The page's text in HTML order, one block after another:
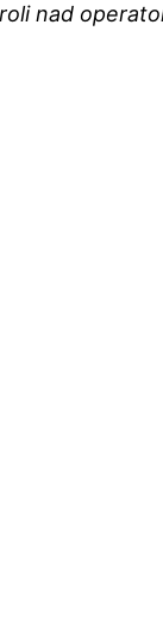
nad